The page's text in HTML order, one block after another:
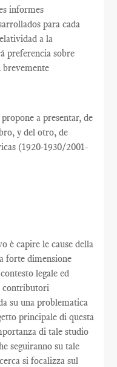
informes
para cada
a la
preferencia sobre
brevemente
a presentar, de
y del otro, de
(1920-1930/2001-
è capire le cause della
forte dimensione
legale ed
contributori
su una problematica
principale di questa
di tale studio
seguiranno su tale
si focalizza sul